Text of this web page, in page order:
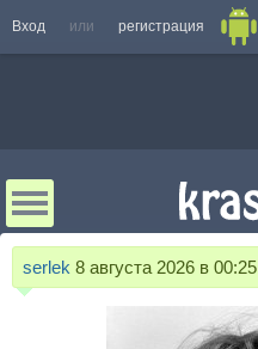
Вход или регистрация
serlek 8 августа 2026 в 00:25